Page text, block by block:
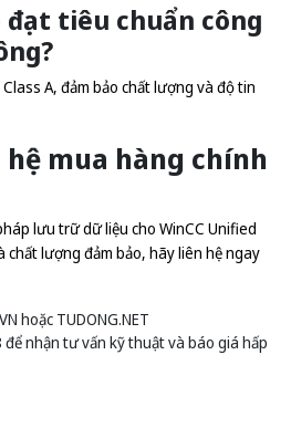
đạt tiêu chuẩn công
A, đảm bảo chất lượng và độ tin
mua hàng chính
lưu trữ dữ liệu cho WinCC Unified
chất lượng đảm bảo, hãy liên hệ ngay
hoặc TUDONG.NET
nhận tư vấn kỹ thuật và báo giá hấp